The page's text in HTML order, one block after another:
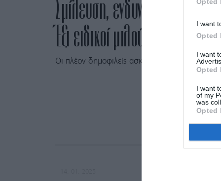
I want
Opted
I want
Opted
I want
of my
was
Opted
Σμίλευση, ενδυνάμωση,
Έξι ειδικοί μιλούν στο Marie
Oι πλέον δημοφιλείς ασκήσεις στα κορίτσια